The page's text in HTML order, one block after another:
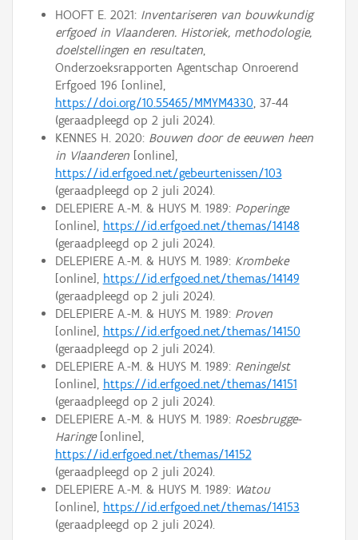
HOOFT E. 2021: Inventariseren van bouwkundig
erfgoed in Vlaanderen. Historiek, methodologie,
doelstellingen en resultaten,
Onderzoeksrapporten Agentschap Onroerend
Erfgoed 196 [online],
https://doi.org/10.55465/MMYM4330, 37-44
(geraadpleegd op 2 juli 2024).
KENNES H. 2020: Bouwen door de eeuwen heen
in Vlaanderen[online],
https://id.erfgoed.net/gebeurtenissen/103
(geraadpleegd op 2 juli 2024).
DELEPIERE A.-M. & HUYS M. 1989: Poperinge
[online], https://id.erfgoed.net/themas/14148
(geraadpleegd op 2 juli 2024).
DELEPIERE A.-M. & HUYS M. 1989: Krombeke
[online], https://id.erfgoed.net/themas/14149
(geraadpleegd op 2 juli 2024).
DELEPIERE A.-M. & HUYS M. 1989: Proven
[online], https://id.erfgoed.net/themas/14150
(geraadpleegd op 2 juli 2024).
DELEPIERE A.-M. & HUYS M. 1989: Reningelst
[online], https://id.erfgoed.net/themas/14151
(geraadpleegd op 2 juli 2024).
DELEPIERE A.-M. & HUYS M. 1989: Roesbrugge-
Haringe[online],
https://id.erfgoed.net/themas/14152
(geraadpleegd op 2 juli 2024).
DELEPIERE A.-M. & HUYS M. 1989: Watou
[online], https://id.erfgoed.net/themas/14153
(geraadpleegd op 2 juli 2024).